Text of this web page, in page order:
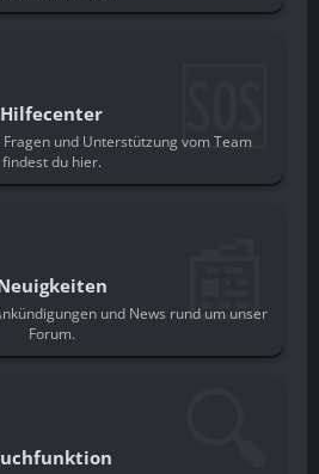
Hilfecenter
und Unterstützung vom Team
findest du hier.
🆘
und News rund um unser
Forum.
📰